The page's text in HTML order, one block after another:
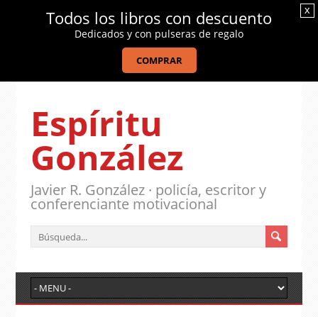
Espíritu
González
Javier R. González · policía, escritor y
conferenciante motivacional
Todos los libros con descuento
Dedicados y con pulseras de regalo
COMPRAR
x